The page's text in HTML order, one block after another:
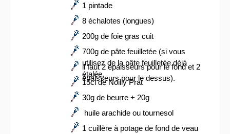
1 pintade
8 échalotes (longues)
200g de foie gras cuit
700g de pâte feuilletée (si vous
utilisez de la pâte feuilletée déjà
étalée,
il faut 2 épaisseurs pour le fond et 2
épaisseurs pour le dessus).
15cl de Noilly Prat
30g de beurre + 20g
huile arachide ou tournesol
1 cuillère à potage de fond de veau